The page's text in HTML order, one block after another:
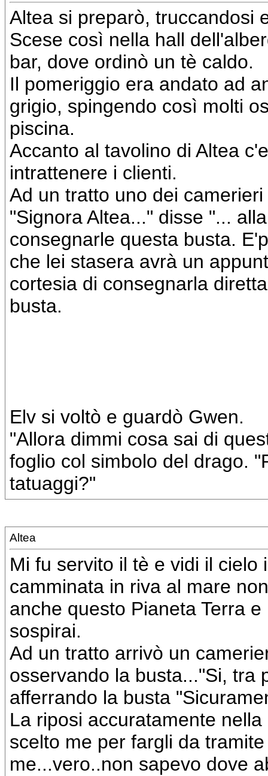
Altea si preparò, truccandosi
Scese così nella hall
bar, dove ordinò un tè caldo.
Il pomeriggio era andato ad
grigio, spingendo così molti
piscina.
Accanto al tavolino di Altea
intrattenere i clienti.
Ad un tratto uno dei
"Signora Altea..." disse "...
consegnarle questa busta.
che lei stasera avrà un
cortesia di consegnarla
busta.
Elv si voltò e guardò Gwen.
"Allora dimmi cosa sai di
foglio col simbolo del drago.
tatuaggi?"
Altea
Mi fu servito il tè e vidi il
camminata in riva al mare
anche questo Pianeta Terra
sospirai.
Ad un tratto arrivò un
osservando la busta..."Si, tra
afferrando la busta
La riposi accuratamente
scelto me per fargli da
me...vero..non sapevo dove